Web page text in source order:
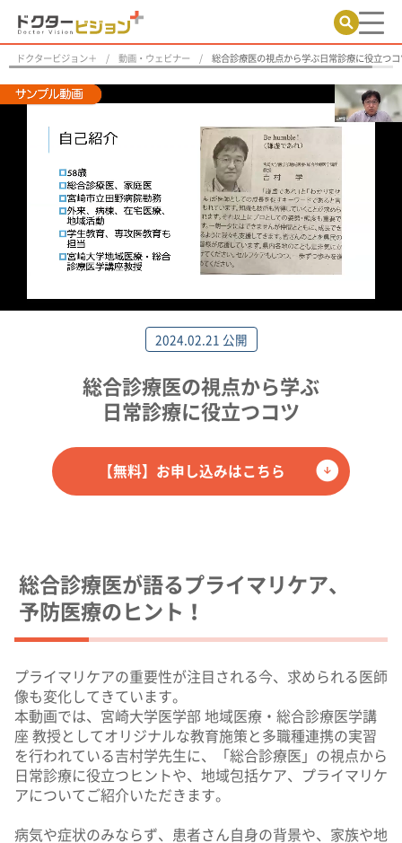
ドクタービジョン＋ 動画・ウェビナー 総合診療医の視点から学ぶ日常診療に役立つコ
2024.02.21 公開
総合診療医の視点から学ぶ
日常診療に役立つコツ
【無料】お申し込みはこちら
総合診療医が語るプライマリケア、
予防医療のヒント！
プライマリケアの重要性が注目される今、求められる医師
像も変化してきています。
本動画では、宮崎大学医学部 地域医療・総合診療医学講
座 教授としてオリジナルな教育施策と多職種連携の実習
を行われている吉村学先生に、「総合診療医」の視点から
日常診療に役立つヒントや、地域包括ケア、プライマリケ
アについてご紹介いただきます。
病気や症状のみならず、患者さん自身の背景や、家族や地